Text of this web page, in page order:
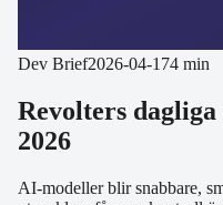
Dev Brief2026-04-174 min
Revolters
2026
AI-modeller blir snabbare,